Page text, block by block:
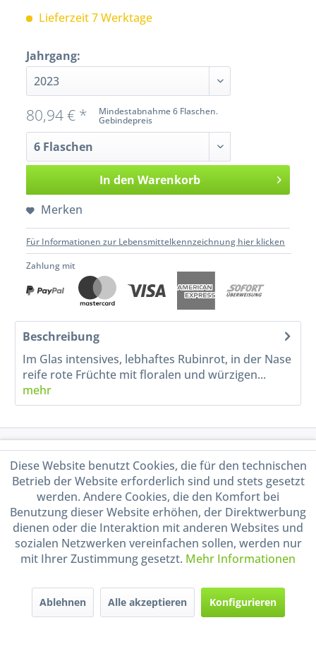
Lieferzeit 7 Werktage
Jahrgang:
Mindestabnahme 6 Flaschen.
Gebindepreis
80,94 € *
In den Warenkorb
Merken
Für Informationen zur Lebensmittelkennzeichnung hier klicken
Zahlung mit
Beschreibung
Im Glas intensives, lebhaftes Rubinrot, in der Nase
reife rote Früchte mit floralen und würzigen...
mehr
Shop Service
Informationen
Handel mit BIO-Weinen
durch DE-ÖKO-009
Diese Website benutzt Cookies, die für den technischen
Betrieb der Website erforderlich sind und stets gesetzt
werden. Andere Cookies, die den Komfort bei
Benutzung dieser Website erhöhen, der Direktwerbung
dienen oder die Interaktion mit anderen Websites und
sozialen Netzwerken vereinfachen sollen, werden nur
mit Ihrer Zustimmung gesetzt. Mehr Informationen
Ablehnen Alle akzeptieren Konfigurieren